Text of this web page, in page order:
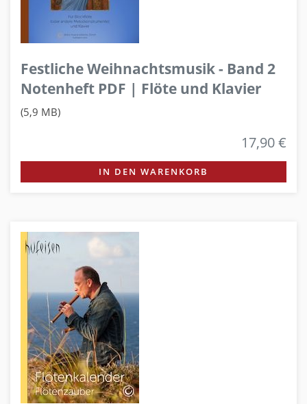
Festliche Weihnachtsmusik - Band 2
Notenheft PDF | Flöte und Klavier
(5,9 MB)
17,90 €
IN DEN WARENKORB